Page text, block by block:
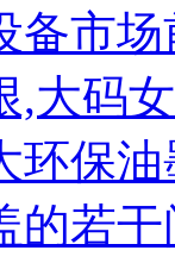
备市
,大码
环保
的若